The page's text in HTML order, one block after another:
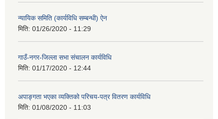
न्यायिक समिति (कार्यविधि सम्बन्धी) ऐन
मिति: 01/26/2020 - 11:29
गाउँ-नगर-जिल्ला सभा संचालन कार्यविधि
मिति: 01/17/2020 - 12:44
अपाङ्गता भएका व्यक्तिको परिचय-पत्र वितरण कार्यविधि
मिति: 01/08/2020 - 11:03